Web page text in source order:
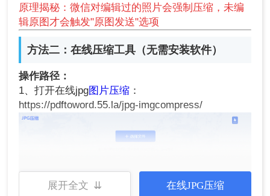
原理揭秘：微信对编辑过的照片会强制压缩，未编
辑原图才会触发"原图发送"选项
方法二：在线压缩工具（无需安装软件）
操作路径：
1、打开在线jpg图片压缩 ：
https://pdftoword.55.la/jpg-imgcompress/
2、点击选择文件上传要压缩的图片。
展开全文 ⇊ 在线JPG压缩